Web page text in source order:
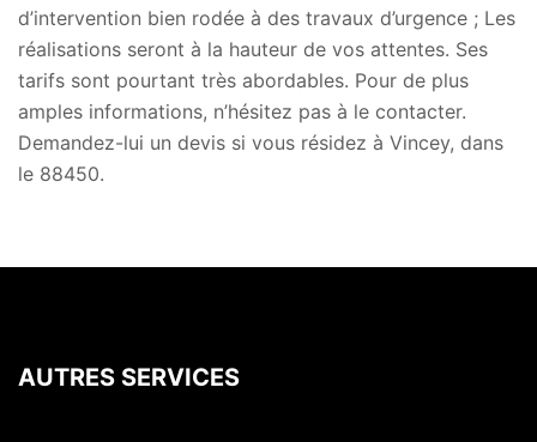
d’intervention bien rodée à des travaux d’urgence ; Les
réalisations seront à la hauteur de vos attentes. Ses
tarifs sont pourtant très abordables. Pour de plus
amples informations, n’hésitez pas à le contacter.
Demandez-lui un devis si vous résidez à Vincey, dans
le 88450.
AUTRES SERVICES